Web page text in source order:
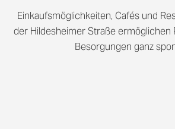
Einkaufsmöglichkeiten, Cafés und
der Hildesheimer Straße ermöglichen
Besorgungen ganz